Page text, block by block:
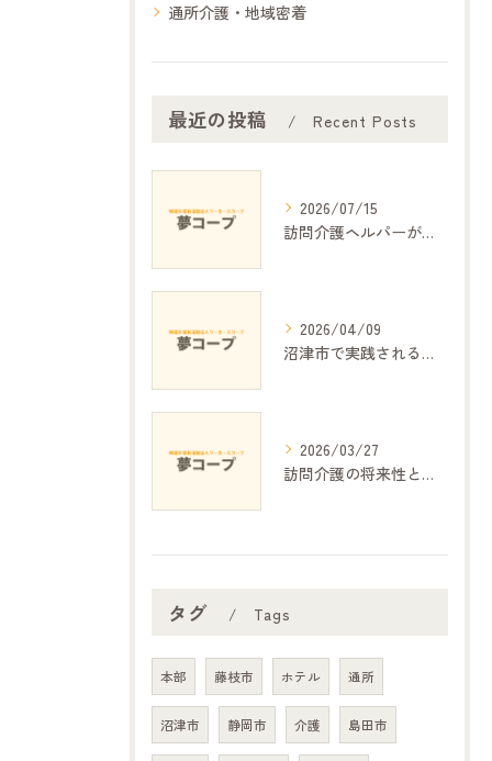
通所介護・地域密着
最近の投稿 Recent Posts
2026/07/15
訪問介護ヘルパーが支える日常生活の安心
2026/04/09
沼津市で実践される細やかな介護の工夫と地域密着サービス
2026/03/27
訪問介護の将来性と課題の展望
タグ Tags
本部 藤枝市 ホテル 通所
沼津市 静岡市 介護 島田市